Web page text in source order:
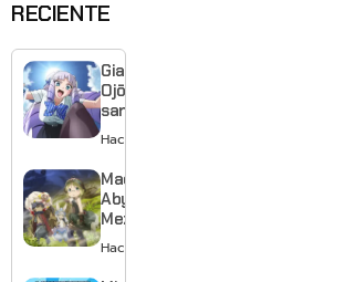
RECIENTE
Giant
Ojō-
sama
revela
visual y
confirma
estreno
para
enero de
2027
Hace 1 día
Made in
Abyss:
Mezameru
Shinpi
revela
Hace 1 día